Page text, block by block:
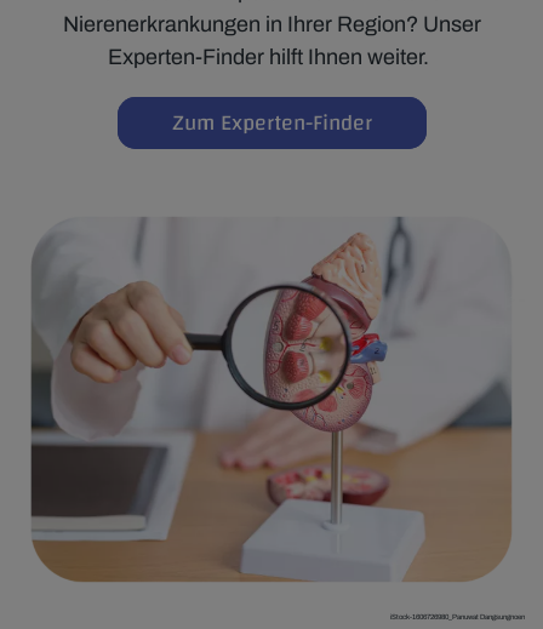
Nierenerkrankungen in Ihrer Region? Unser
Experten-Finder hilft Ihnen weiter.
Zum Experten-Finder
iStock-1606726980_Panuwat Dangsungnoen